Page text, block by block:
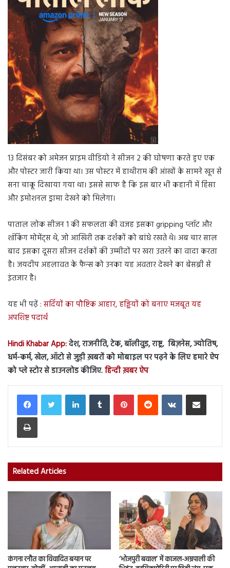
13 दिसंबर को अमेजन प्राइम वीडियो ने सीजन 2 की घोषणा करते हुए एक
और पोस्टर जारी किया था। उस पोस्टर में हाथीराम की आंखों के सामने खून से
सना चाकू दिखाया गया था। इससे साफ है कि इस बार भी कहानी में हिंसा
और इमोशनल ड्रामा देखने को मिलेगा।
पाताल लोक सीजन 1 की सफलता की वजह इसका gripping प्लॉट और
शॉकिंग मोमेंट्स थे, जो आखिरी तक दर्शकों को बांधे रखते थे। अब चार साल
बाद इसका दूसरा सीजन दर्शकों की उम्मीदों पर खरा उतरने का वादा करता
है। जयदीप अहलावत के फैन्स को उनका यह अवतार देखने का बेसब्री से
इंतजार है।
यह भी पढ़ें : सर्दियों का पौष्टिक आहार, हड्डियों को बनाए मजबूत यह
अपशिष्ट पदार्थ
Hindi Khabar App:देश, राजनीति, टेक, बॉलीवुड, राष्ट्र, बिज़नेस, ज्योतिष,
धर्म-कर्म, खेल, ऑटो से जुड़ी ख़बरों को मोबाइल पर पढ़ने के लिए हमारे ऐप
को प्ले स्टोर से डाउनलोड कीजिए.हिन्दी ख़बर ऐप
LinkedInTumblr PinterestReddit VKontakteShare via Email
Print
Related Articles
कंगना रनौत का विवादित बयान पर
‘भोजपुरी बवाल’ में काजल-अम्रपाली की